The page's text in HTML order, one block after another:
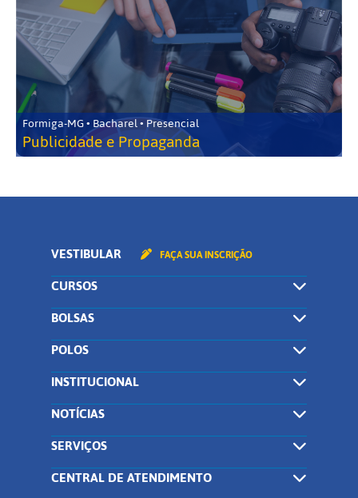
Formiga-MG • Bacharel • Presencial
Publicidade e Propaganda
VESTIBULAR FAÇA SUA INSCRIÇÃO
CURSOS
BOLSAS
POLOS
INSTITUCIONAL
NOTÍCIAS
SERVIÇOS
CENTRAL DE ATENDIMENTO